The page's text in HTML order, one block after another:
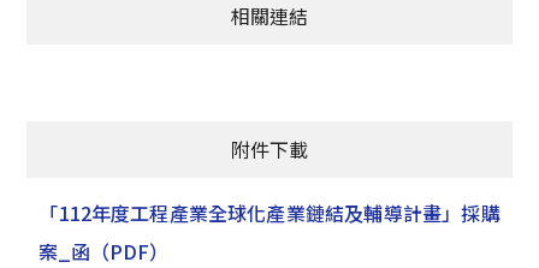
相關連結
附件下載
「112年度工程產業全球化產業鏈結及輔導計畫」採購
案_函 （PDF）